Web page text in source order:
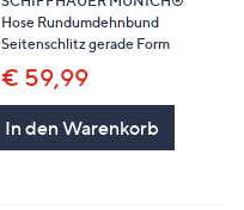
Hose Rundumdehnbund
Seitenschlitz gerade Form
€ 59,99
In den Warenkorb